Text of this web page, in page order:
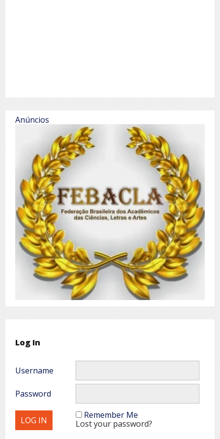
Anúncios
Log In
Username
Password
Remember Me
Lost your password?